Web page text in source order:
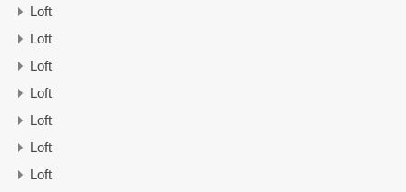
Loft
Loft
Loft
Loft
Loft
Loft
Loft